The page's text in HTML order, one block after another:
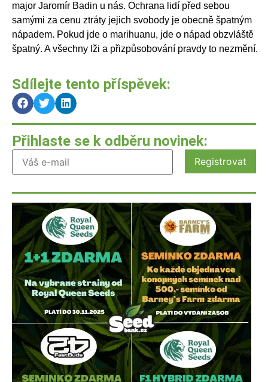
major Jaromír Badin u nás. Ochrana lidí před sebou
samými za cenu ztráty jejich svobody je obecně špatným
nápadem. Pokud jde o marihuanu, jde o nápad obzvláště
špatný. A všechny lži a přizpůsobování pravdy to nezmění.
Sdílejte tento příspěvek:
Přihlaste se k odběru novinek: